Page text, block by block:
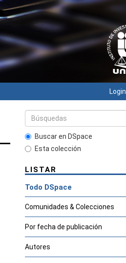
Login
Buscar en DSpace
Esta colección
LISTAR
Todo DSpace
Comunidades & Colecciones
Por fecha de publicación
Autores